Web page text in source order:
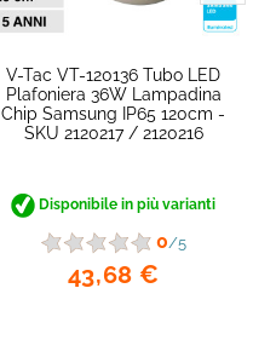
V-Tac VT-120136 Tubo LED
Plafoniera 36W Lampadina
Chip Samsung IP65 120cm -
SKU 2120217 / 2120216
Disponibile in più varianti
0/5
43,68 €